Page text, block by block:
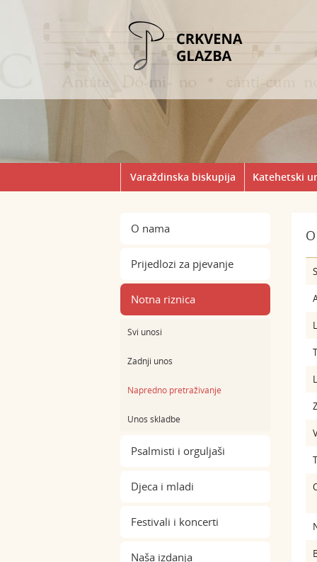
Varaždinska biskupija Katehetski
O nama
Prijedlozi za pjevanje
Notna riznica
Svi unosi
Zadnji unos
Napredno pretraživanje
Unos skladbe
Psalmisti i orguljaši
Djeca i mladi
Festivali i koncerti
Naša izdanja